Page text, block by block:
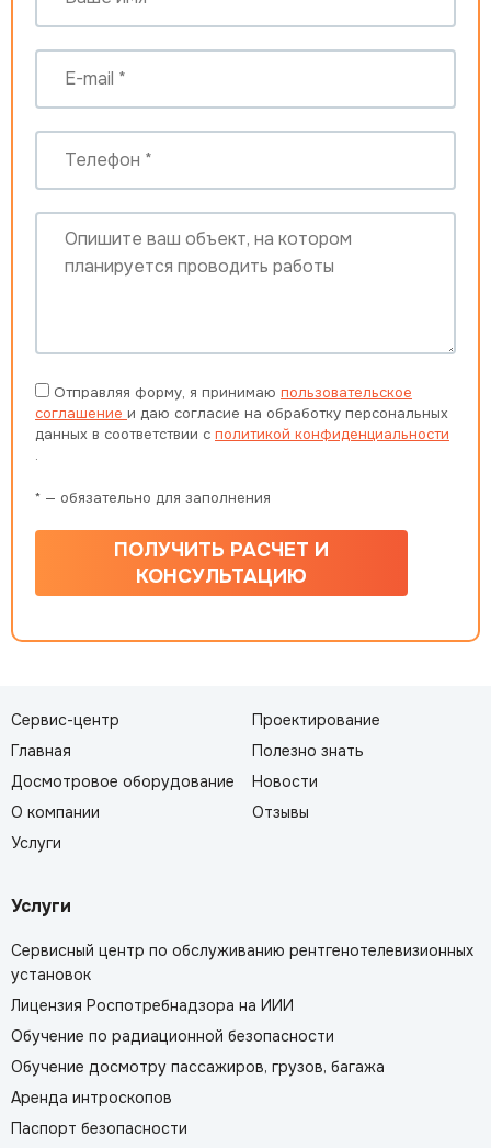
Отправляя форму, я принимаю пользовательское
соглашение и даю согласие на обработку персональных
данных в соответствии с политикой конфиденциальности
.
* — обязательно для заполнения
ПОЛУЧИТЬ РАСЧЕТ И
КОНСУЛЬТАЦИЮ
Сервис-центр
Главная
Досмотровое оборудование
О компании
Услуги
Проектирование
Полезно знать
Новости
Отзывы
Услуги
Сервисный центр по обслуживанию рентгенотелевизионных
установок
Лицензия Роспотребнадзора на ИИИ
Обучение по радиационной безопасности
Обучение досмотру пассажиров, грузов, багажа
Аренда интроскопов
Паспорт безопасности